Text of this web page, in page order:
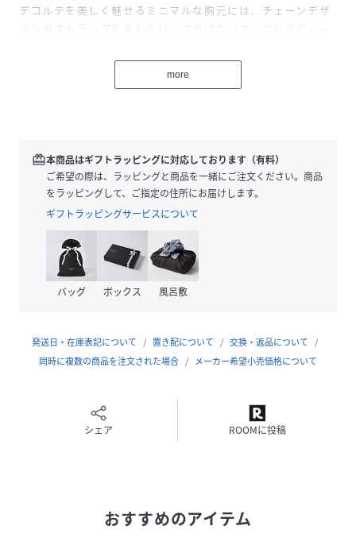
デコルテを美しく魅せるミニマルな胸元には、チェーンデザ
インのストラップをあしらい、さりげないエッジとラグジュ
ントが光り、大人の色気を自然に引き出します。
1枚でさらりと着るだけでスタイルが完成する、無駄を削ぎ
DETAIL
・カップ付き
透け感：なし
裏地：なし
伸縮性：あり
生地の厚さ：普通
がある場合がございますので、予めご了承下さい。
more
redeem本商品はギフトラッピングに対応しております（有料）
ご希望の際は、ラッピングと商品を一緒にご注文ください。商品
をラッピングして、ご指定の住所にお届けします。
ギフトラッピングサービスについて
バッグ ボックス 風呂敷
発送日・在庫表記について 置き配について
交換・返品について
同時に複数の商品を注文された場合
メーカー希望小売価格について
シェア ROOMに投稿
おすすめのアイテム